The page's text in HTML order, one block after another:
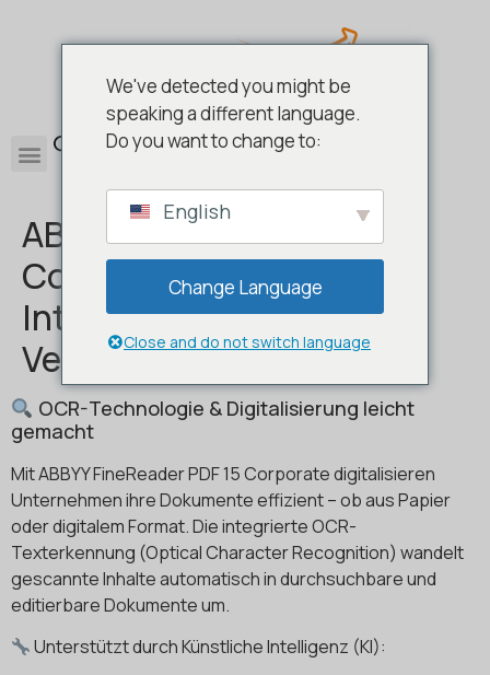
0
ABBYY FineReader PDF 15
Corporate ABO –
Intelligente PDF-
Verwaltung für Profis
OCR-Technologie & Digitalisierung leicht
gemacht
Mit ABBYY FineReader PDF 15 Corporate digitalisieren
Unternehmen ihre Dokumente effizient – ob aus Papier
oder digitalem Format. Die integrierte OCR-
Texterkennung (Optical Character Recognition) wandelt
gescannte Inhalte automatisch in durchsuchbare und
editierbare Dokumente um.
Unterstützt durch Künstliche Intelligenz (KI):
We've detected you might be
speaking a different language.
Do you want to change to:
English
Change Language
Close and do not switch language